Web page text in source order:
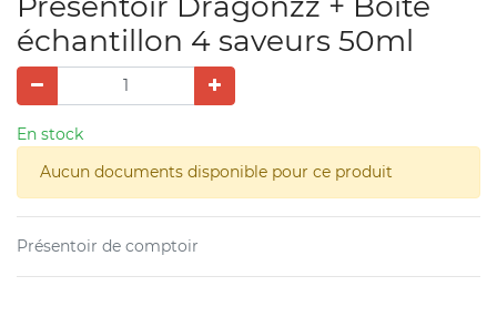
échantillon 4 saveurs 50ml
En stock
Aucun documents disponible pour ce produit
Présentoir de comptoir